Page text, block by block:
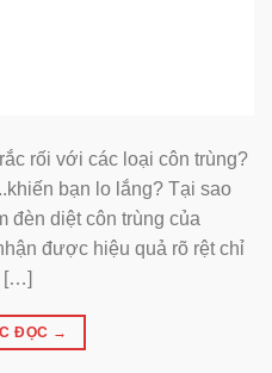
rối với các loại côn trùng?
bạn lo lắng? Tại sao
đèn diệt côn trùng của
được hiệu quả rõ rệt chỉ
[…]
ĐỌC →